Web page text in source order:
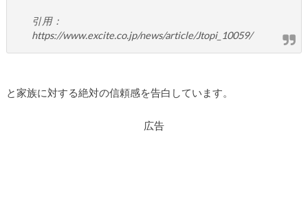
引用：
https://www.excite.co.jp/news/article/Jtopi_10059/
と家族に対する絶対の信頼感を告白しています。
広告